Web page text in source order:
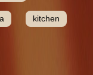
kitchen